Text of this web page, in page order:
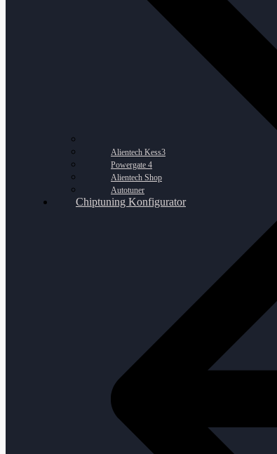
Alientech Kess3
Powergate 4
Alientech Shop
Autotuner
Chiptuning Konfigurator